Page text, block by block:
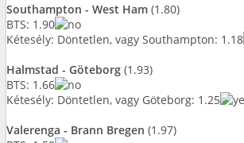
Southampton - West Ham (1.80)
BTS: 1.90
Kétesély: Döntetlen, vagy Southampton: 1.18
Halmstad - Göteborg (1.93)
BTS: 1.66
Kétesély: Döntetlen, vagy Göteborg: 1.25
Valerenga - Brann Bregen (1.97)